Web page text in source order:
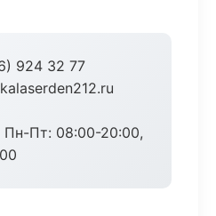
924 32 77
Пн-Пт: 08:00-20:00,